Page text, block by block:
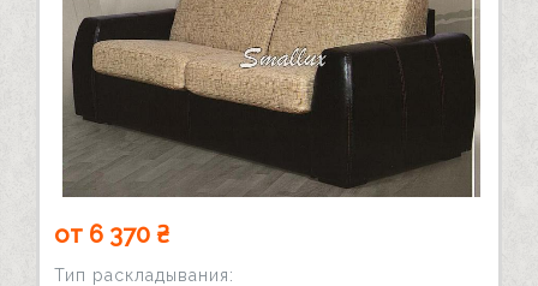
от 6 370 ₴
Тип раскладывания: